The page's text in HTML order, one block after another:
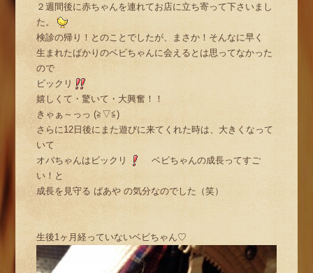
２週間後に赤ちゃんを連れてお店に立ち寄って下さいまし
た。
検診の帰り！とのことでしたが、まさか！そんなに早く
生まれたばかりのベビちゃんに会えるとは思ってなかった
ので
ビックリ
嬉しくて・驚いて・大興奮！！
きゃぁ～っっ (≧▽≦)
さらに12日後にまた遊びに来てくれた時は、大きくなって
いて
オバちゃんはビックリ
ベビちゃんの成長ってすご
い！と
成長を見守る ばあや の気分なのでした（笑）
生後1ヶ月経っていないベビちゃん♡